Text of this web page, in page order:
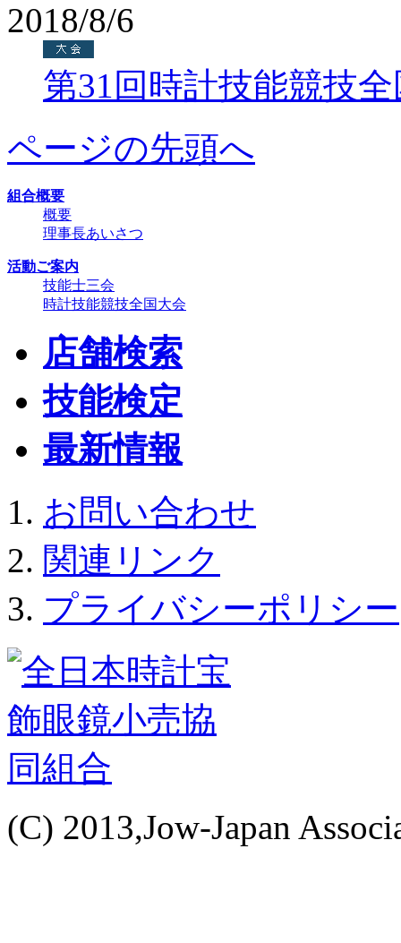
2018/8/6
第31回時計技能競技
ページの先頭へ
組合概要
概要
理事長あいさつ
活動ご案内
技能士三会
時計技能競技全国大会
店舗検索
技能検定
最新情報
お問い合わせ
関連リンク
プライバシーポリシー
(C) 2013,Jow-Japan